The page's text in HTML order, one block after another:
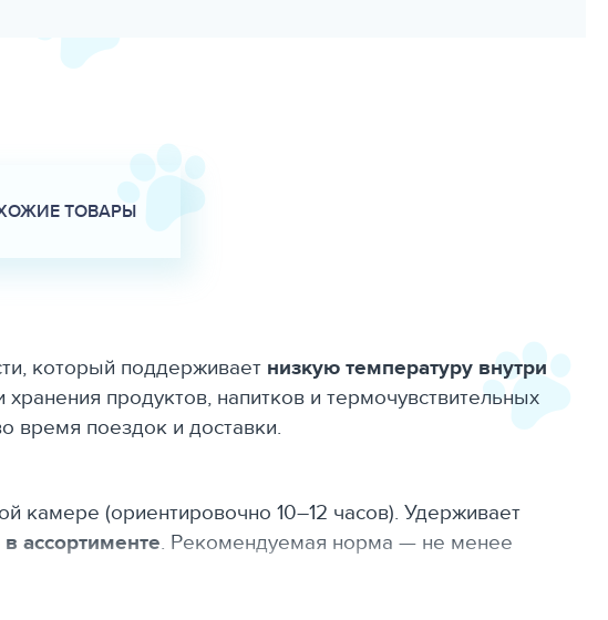
ТОВАРЫ
который поддерживает низкую температуру внутри
продуктов, напитков и термочувствительных
время поездок и доставки.
камере (ориентировочно 10–12 часов). Удерживает
в ассортименте. Рекомендуемая норма — не менее